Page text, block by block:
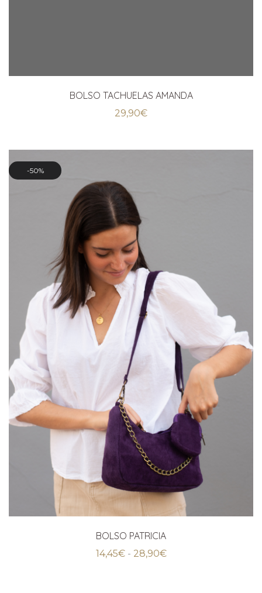
BOLSO TACHUELAS AMANDA
29,90€
50%
BOLSO PATRICIA
14,45€ - 28,90€Rango